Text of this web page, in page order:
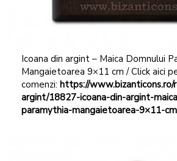
Icoana din argint – Maica Domnului
Mangaietoarea 9×11 cm / Click aici
comenzi: https://www.bizanticons.ro/
argint/18827-icoana-din-argint-
paramythia-mangaietoarea-9×11-